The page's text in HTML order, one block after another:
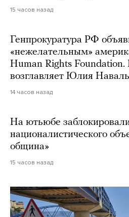
15 часов назад
Генпрокуратура РФ
«нежелательным»
Human Rights Foundation.
возглавляет Юлия
14 часов назад
На ютьюбе
националистического
община»
15 часов назад